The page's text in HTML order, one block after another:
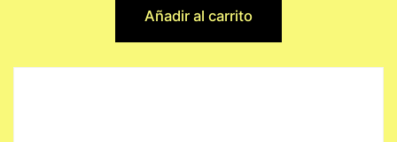
Añadir al carrito